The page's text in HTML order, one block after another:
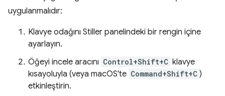
uygulanmalıdır:
Klavye odağını Stiller panelindeki bir rengin içine
ayarlayın.
Öğeyi incele aracını Control+Shift+C klavye
kısayoluyla (veya macOS'te Command+Shift+C )
etkinleştirin.